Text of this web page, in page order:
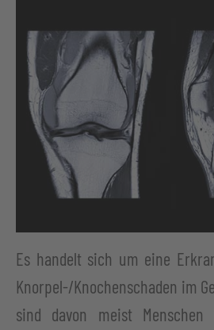
Es handelt sich um eine
Knorpel-/Knochenschaden im
sind davon meist